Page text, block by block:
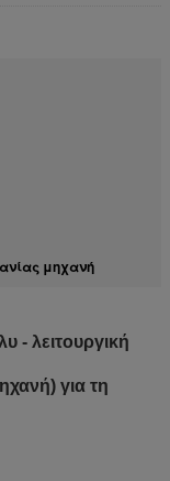
μηχανή
- λειτουργική
για τη